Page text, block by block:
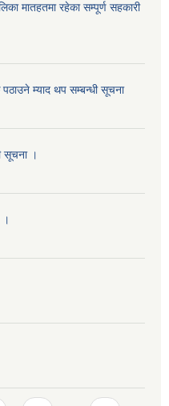
मातहतमा रहेका सम्पूर्ण सहकारी
पठाउने म्याद थप सम्बन्धी सूचना
सूचना ।
।